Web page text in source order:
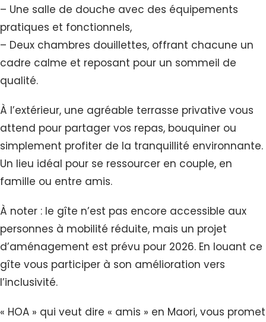
– Une salle de douche avec des équipements
pratiques et fonctionnels,
– Deux chambres douillettes, offrant chacune un
cadre calme et reposant pour un sommeil de
qualité.
À l’extérieur, une agréable terrasse privative vous
attend pour partager vos repas, bouquiner ou
simplement profiter de la tranquillité environnante.
Un lieu idéal pour se ressourcer en couple, en
famille ou entre amis.
À noter : le gîte n’est pas encore accessible aux
personnes à mobilité réduite, mais un projet
d’aménagement est prévu pour 2026. En louant ce
gîte vous participer à son amélioration vers
l’inclusivité.
« HOA » qui veut dire « amis » en Maori, vous promet